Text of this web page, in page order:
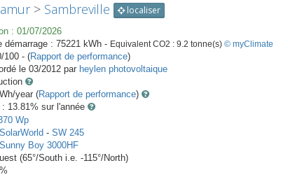
> Sambreville localiser
: 01/07/2026
démarrage : 75221 kWh - Equivalent CO2 : 9.2 tonne(s) © myClimate
100 - (Rapport de performance)
le 03/2012 par heylen photovoltaique
year (Rapport de performance)
: 13.81% sur l'année
Wp
SolarWorld - SW 245
Sunny Boy 3000HF
(65°/South i.e. -115°/North)
%